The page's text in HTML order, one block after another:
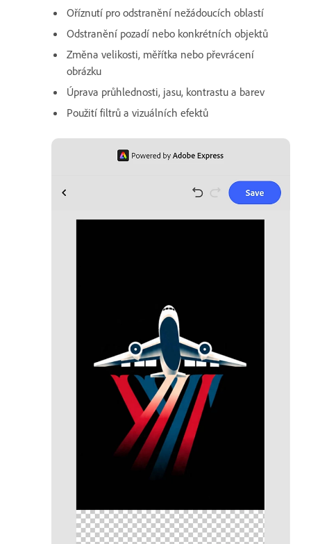
Oříznutí pro odstranění nežádoucích oblastí
Odstranění pozadí nebo konkrétních objektů
Změna velikosti, měřítka nebo převrácení
obrázku
Úprava průhlednosti, jasu, kontrastu a barev
Použití filtrů a vizuálních efektů